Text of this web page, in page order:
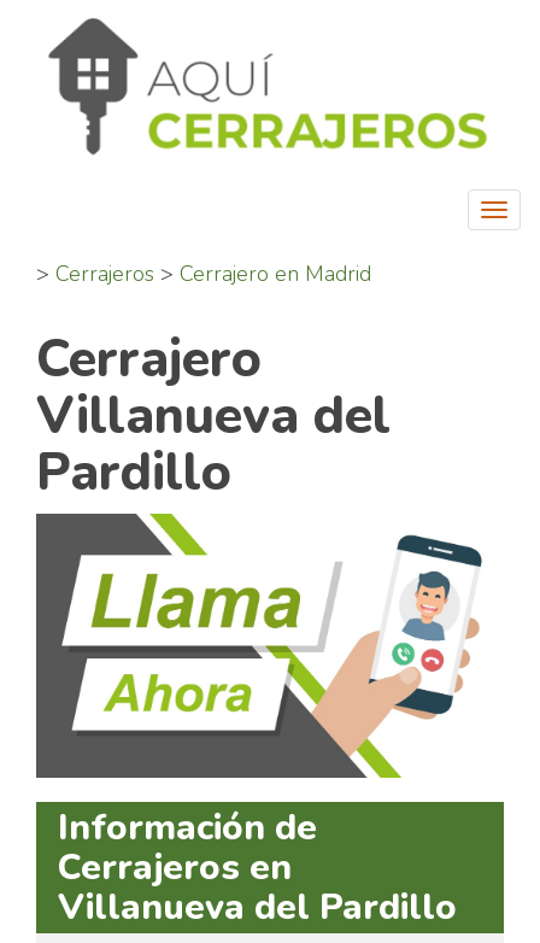
> Cerrajeros > Cerrajero en Madrid
Cerrajero
Villanueva del
Pardillo
Información de
Cerrajeros en
Villanueva del Pardillo